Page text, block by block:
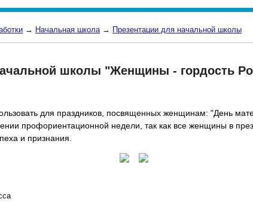
→ Начальная школа→ Презентации для начальной школы
школы "Женщины - гордость
для праздников, посвященных женщинам: "День
профориентационной недели, так как все женщины в
и признания.